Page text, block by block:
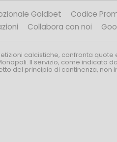
Goldbet Codice
Collabora con noi
calcistiche, confronta
Il servizio, come indicato
del principio di continenza,